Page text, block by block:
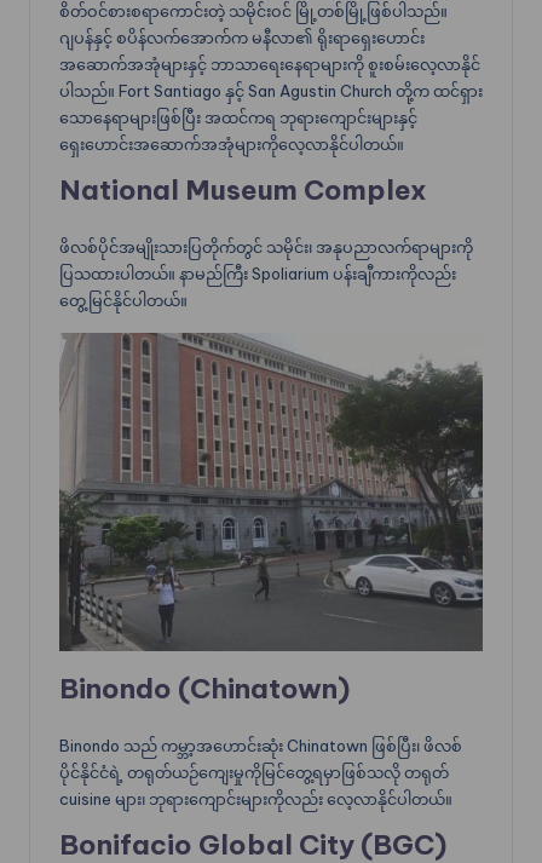
စိတ်ဝင်စားစရာကောင်းတဲ့ သမိုင်းဝင် မြို့တစ်မြို့ဖြစ်ပါသည်။
ဂျပန်နှင့် စပိန်လက်အောက်က မနီလာ၏ ရိုးရာရှေးဟောင်း
အဆောက်အအုံများနှင့် ဘာသာရေးနေရာများကို စူးစမ်းလေ့လာနိုင်
ပါသည်။ Fort Santiago နှင့် San Agustin Church တို့က ထင်ရှား
သောနေရာများဖြစ်ပြီး အထင်ကရ ဘုရားကျောင်းများနှင့်
ရှေးဟောင်းအဆောက်အအုံများကိုလေ့လာနိုင်ပါတယ်။
National Museum Complex
ဖိလစ်ပိုင်အမျိုးသားပြတိုက်တွင် သမိုင်း၊ အနုပညာလက်ရာများကို
ပြသထားပါတယ်။ နာမည်ကြီး Spoliarium ပန်းချီကားကိုလည်း
တွေ့မြင်နိုင်ပါတယ်။
Binondo (Chinatown)
Binondo သည် ကမ္ဘာ့အဟောင်းဆုံး Chinatown ဖြစ်ပြီး၊ ဖိလစ်
ပိုင်နိုင်ငံရဲ့ တရုတ်ယဉ်ကျေးမှုကိုမြင်တွေ့ရမှာဖြစ်သလို တရုတ်
cuisine များ၊ ဘုရားကျောင်းများကိုလည်း လေ့လာနိုင်ပါတယ်။
Bonifacio Global City (BGC)